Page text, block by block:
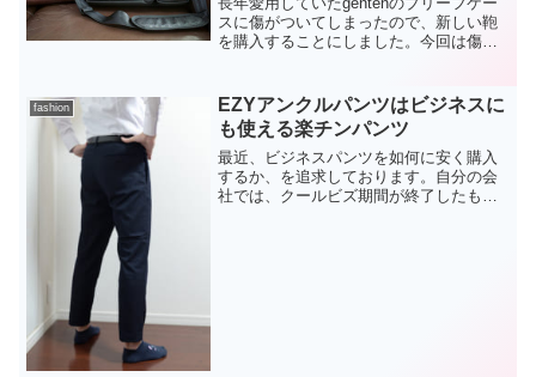
スに傷がついてしまったので、新しい鞄
を購入することにしました。今回は傷や
ように、斜めがけするためのショルダー
ベルトが付いている...
fashion
EZYアンクルパンツはビジネスに
も使える楽チンパンツ
最近、ビジネスパンツを如何に安く購入
するか、を追求しております。自分の会
社では、クールビズ期間が終了したもの